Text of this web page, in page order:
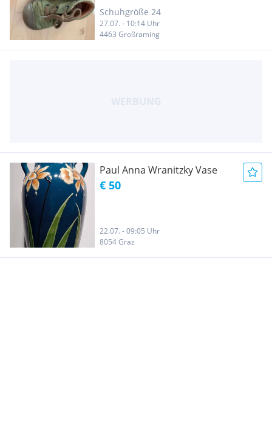
Schuhgröße 24
27.07. - 10:14 Uhr
4463 Großraming
Paul Anna Wranitzky Vase
€ 50
22.07. - 09:05 Uhr
8054 Graz